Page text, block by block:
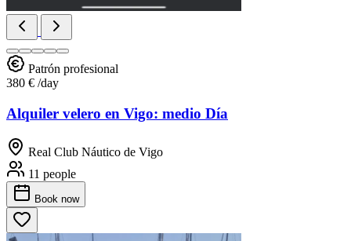
Patrón profesional
380 € /day
Alquiler velero en Vigo: medio Día
Real Club Náutico de Vigo
11 people
Book now